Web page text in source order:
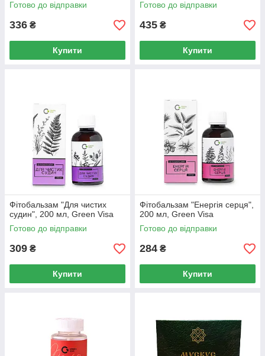
Готово до відправки
336 ₴
Купити
Готово до відправки
435 ₴
Купити
Фітобальзам "Для чистих
судин", 200 мл, Green Visa
Готово до відправки
309 ₴
Купити
Фітобальзам "Енергія серця",
200 мл, Green Visa
Готово до відправки
284 ₴
Купити